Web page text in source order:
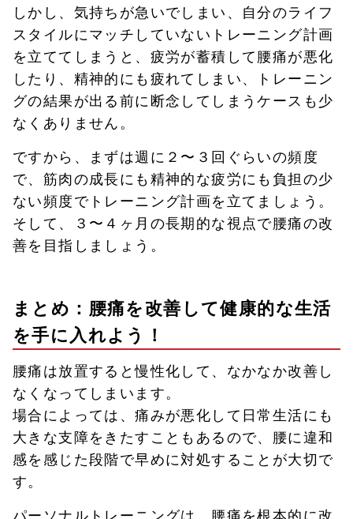
しかし、気持ちが急いでしまい、自分のライフ
スタイルにマッチしていないトレーニング計画
を立ててしまうと、疲労が蓄積して腰痛が悪化
したり、精神的にも疲れてしまい、トレーニン
グの結果が出る前に断念してしまうケースも少
なくありません。
ですから、まずは週に２〜３回ぐらいの頻度
で、筋肉の成長にも精神的な疲労にも負担の少
ない頻度でトレーニング計画を立てましょう。
そして、３〜４ヶ月の長期的な視点で腰痛の改
善を目指しましょう。
まとめ：腰痛を改善して健康的な生活
を手に入れよう！
腰痛は放置すると慢性化して、なかなか改善し
なくなってしまいます。
場合によっては、痛みが悪化して日常生活にも
大きな支障をきたすこともあるので、腰に違和
感を感じた段階で早めに対処することが大切で
す。
パーソナルトレーニングは、腰痛を根本的に改